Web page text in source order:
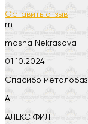
Оставить отзыв
m
masha Nekrasova
01.10.2024
Спасибо
А
АЛЕКС ФИЛ